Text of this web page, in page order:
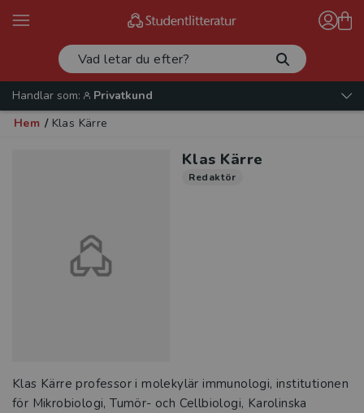
Handlar som:
Privatkund
Hem / Klas Kärre
Klas Kärre
Redaktör
Klas Kärre professor i molekylär immunologi, institutionen
för Mikrobiologi, Tumör- och Cellbiologi, Karolinska